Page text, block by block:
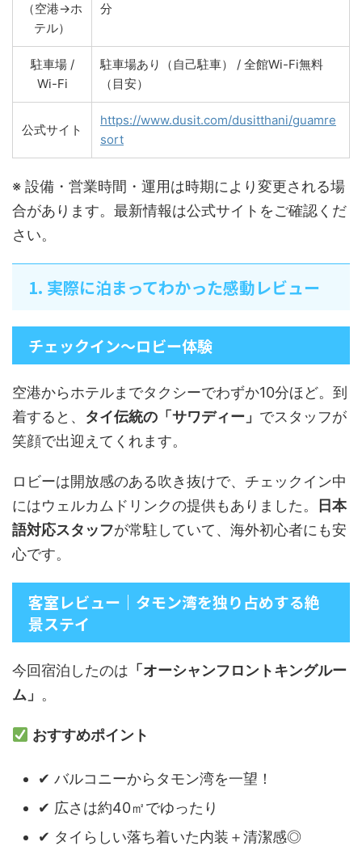
（空港→ホ
テル）
分
駐車場 /
Wi-Fi
駐車場あり（自己駐車） / 全館Wi-Fi無料
（目安）
公式サイト
https://www.dusit.com/dusitthani/guamre
sort
※ 設備・営業時間・運用は時期により変更される場
合があります。最新情報は公式サイトをご確認くだ
さい。
1. 実際に泊まってわかった感動レビュー
チェックイン〜ロビー体験
空港からホテルまでタクシーでわずか10分ほど。到
着すると、 タイ伝統の「サワディー」 でスタッフが
笑顔で出迎えてくれます。
ロビーは開放感のある吹き抜けで、チェックイン中
にはウェルカムドリンクの提供もありました。
日本
語対応スタッフが常駐していて、海外初心者にも安
心です。
客室レビュー｜タモン湾を独り占めする絶
景ステイ
今回宿泊したのは 「オーシャンフロントキングルー
ム」 。
おすすめポイント
✔ バルコニーからタモン湾を一望！
✔ 広さは約40㎡でゆったり
✔ タイらしい落ち着いた内装＋清潔感◎